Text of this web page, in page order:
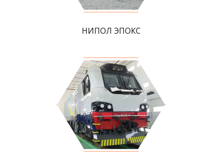
НИПОЛ ЭПОКС